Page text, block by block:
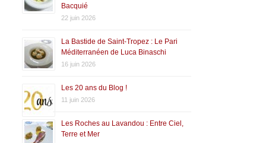
Bacquié
22 juin 2026
La Bastide de Saint-Tropez : Le Pari
Méditerranéen de Luca Binaschi
16 juin 2026
Les 20 ans du Blog !
11 juin 2026
Les Roches au Lavandou : Entre Ciel,
Terre et Mer